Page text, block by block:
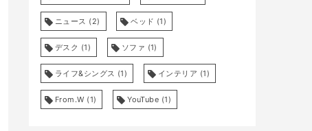
ニュース (2) ベッド (1)
デスク (1) ソファ (1)
ライフ&シングス (1) インテリア (1)
From.W (1) YouTube (1)